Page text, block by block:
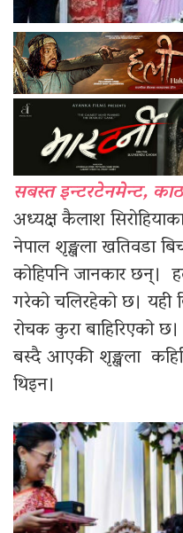
सबस्त इन्टरटेनमेन्ट,
अध्यक्ष कैलाश
नेपाल शृङ्खला खतिवडा
कोहिपनि जानकार छन्।
गरेको चलिरहेको छ। यही
रोचक कुरा बाहिरिएको
बस्दै आएकी शृङ्खला
थिइन।